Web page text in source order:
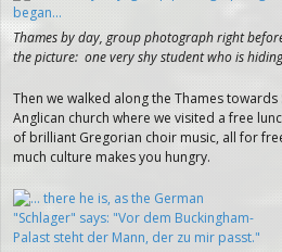
Thames by day, group photograph right
the picture: one very shy student who is
Then we walked along the Thames towards
Anglican church where we visited a free
of brilliant Gregorian choir music, all for
much culture makes you hungry.